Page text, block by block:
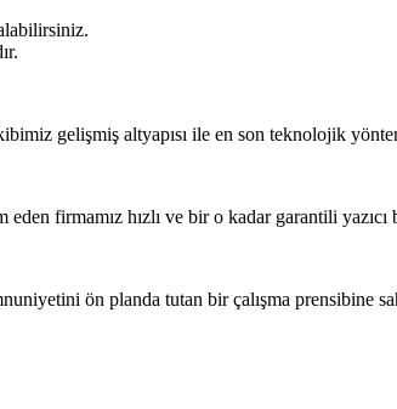
gelişmiş altyapısı ile en son teknolojik
firmamız hızlı ve bir o kadar garantili yazıcı
ön planda tutan bir çalışma prensibine